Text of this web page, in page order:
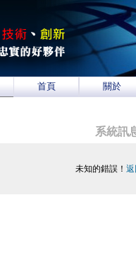
首頁 關於
系統訊
未知的錯誤！ 返